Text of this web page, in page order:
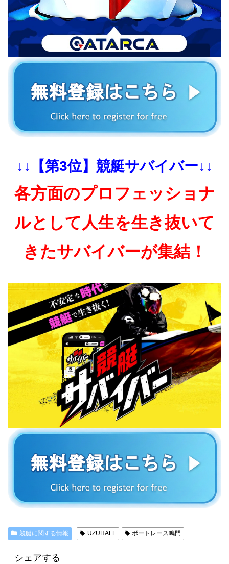
↓↓【第3位】競艇サバイバー↓↓
各方面のプロフェッショナ
ルとして人生を生き抜いて
きたサバイバーが集結！
競艇に関する情報 UZUHALL ボートレース鳴門
シェアする